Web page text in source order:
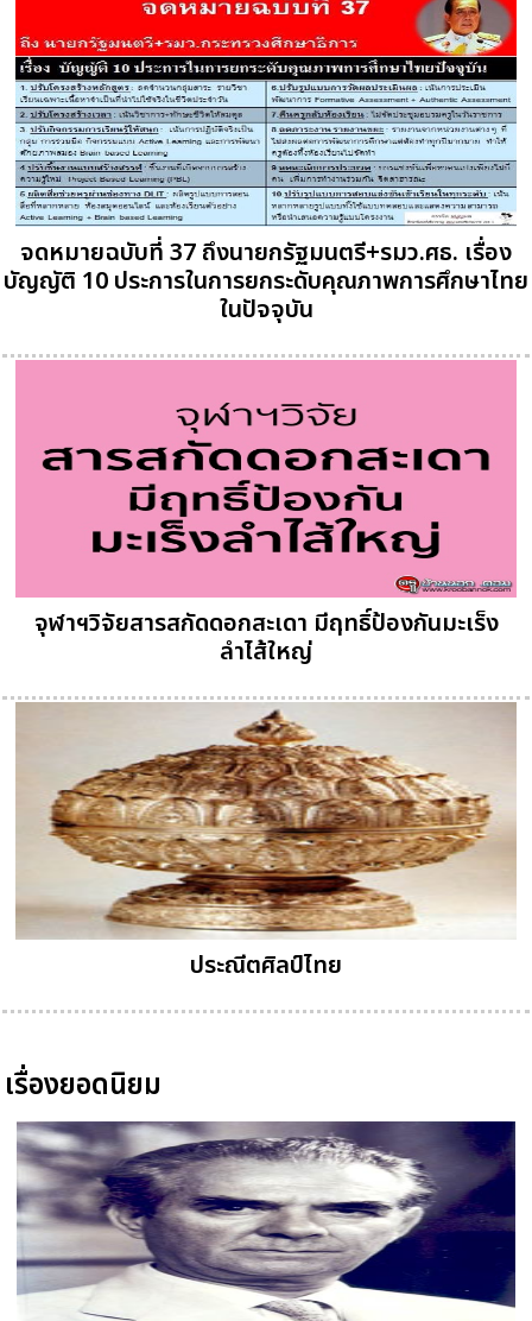
จดหมายฉบับที่ 37 ถึงนายกรัฐมนตรี+รมว.ศธ. เรื่อง
บัญญัติ 10 ประการในการยกระดับคุณภาพการศึกษาไทย
ในปัจจุบัน
จุฬาฯวิจัยสารสกัดดอกสะเดา มีฤทธิ์ป้องกันมะเร็ง
ลำไส้ใหญ่
ประณีตศิลป์ไทย
เรื่องยอดนิยม